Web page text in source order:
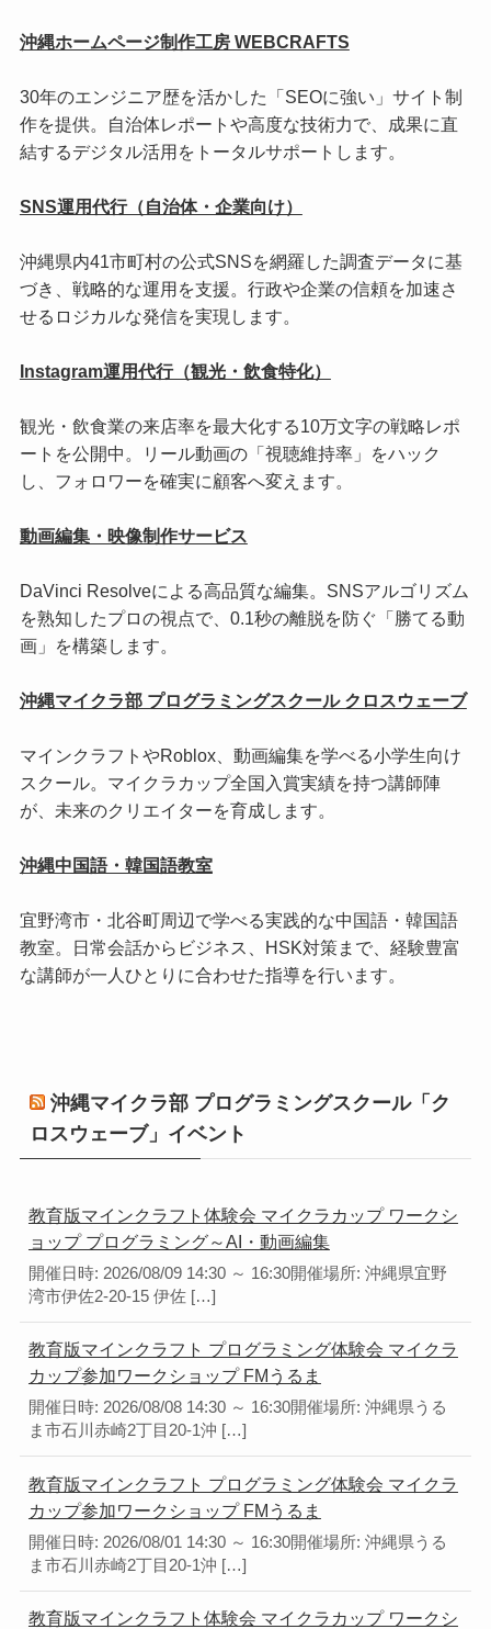
沖縄ホームページ制作工房 WEBCRAFTS
30年のエンジニア歴を活かした「SEOに強い」サイト制
作を提供。自治体レポートや高度な技術力で、成果に直
結するデジタル活用をトータルサポートします。
SNS運用代行（自治体・企業向け）
沖縄県内41市町村の公式SNSを網羅した調査データに基
づき、戦略的な運用を支援。行政や企業の信頼を加速さ
せるロジカルな発信を実現します。
Instagram運用代行（観光・飲食特化）
観光・飲食業の来店率を最大化する10万文字の戦略レポ
ートを公開中。リール動画の「視聴維持率」をハック
し、フォロワーを確実に顧客へ変えます。
動画編集・映像制作サービス
DaVinci Resolveによる高品質な編集。SNSアルゴリズム
を熟知したプロの視点で、0.1秒の離脱を防ぐ「勝てる動
画」を構築します。
沖縄マイクラ部 プログラミングスクール クロスウェーブ
マインクラフトやRoblox、動画編集を学べる小学生向け
スクール。マイクラカップ全国入賞実績を持つ講師陣
が、未来のクリエイターを育成します。
沖縄中国語・韓国語教室
宜野湾市・北谷町周辺で学べる実践的な中国語・韓国語
教室。日常会話からビジネス、HSK対策まで、経験豊富
な講師が一人ひとりに合わせた指導を行います。
沖縄マイクラ部 プログラミングスクール「ク
ロスウェーブ」イベント
教育版マインクラフト体験会 マイクラカップ ワークシ
ョップ プログラミング～AI・動画編集
開催日時: 2026/08/09 14:30 ～ 16:30開催場所: 沖縄県宜野
湾市伊佐2-20-15 伊佐 […]
教育版マインクラフト プログラミング体験会 マイクラ
カップ参加ワークショップ FMうるま
開催日時: 2026/08/08 14:30 ～ 16:30開催場所: 沖縄県うる
ま市石川赤崎2丁目20-1沖 […]
教育版マインクラフト プログラミング体験会 マイクラ
カップ参加ワークショップ FMうるま
開催日時: 2026/08/01 14:30 ～ 16:30開催場所: 沖縄県うる
ま市石川赤崎2丁目20-1沖 […]
教育版マインクラフト体験会 マイクラカップ ワークシ